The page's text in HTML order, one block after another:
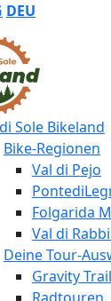
DEU
Sole Bikeland
Bike-Regionen
Val di Pejo
Folgarida
Val di
Deine Tour-
Gravity